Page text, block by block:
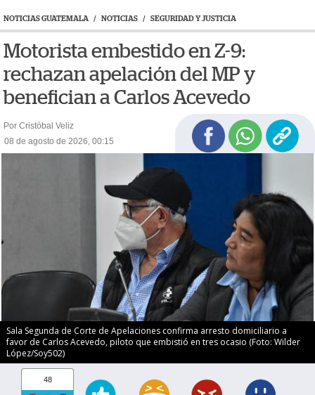
NOTICIAS GUATEMALA / NOTICIAS / SEGURIDAD Y JUSTICIA
Motorista embestido en Z-9:
rechazan apelación del MP y
benefician a Carlos Acevedo
Por Cristóbal Veliz
08 de agosto de 2026, 00:15
Sala Segunda de Corte de Apelaciones confirma arresto domiciliario a
favor de Carlos Acevedo, piloto que embistió en tres ocasio (Foto: Wilder
López/Soy502)
48